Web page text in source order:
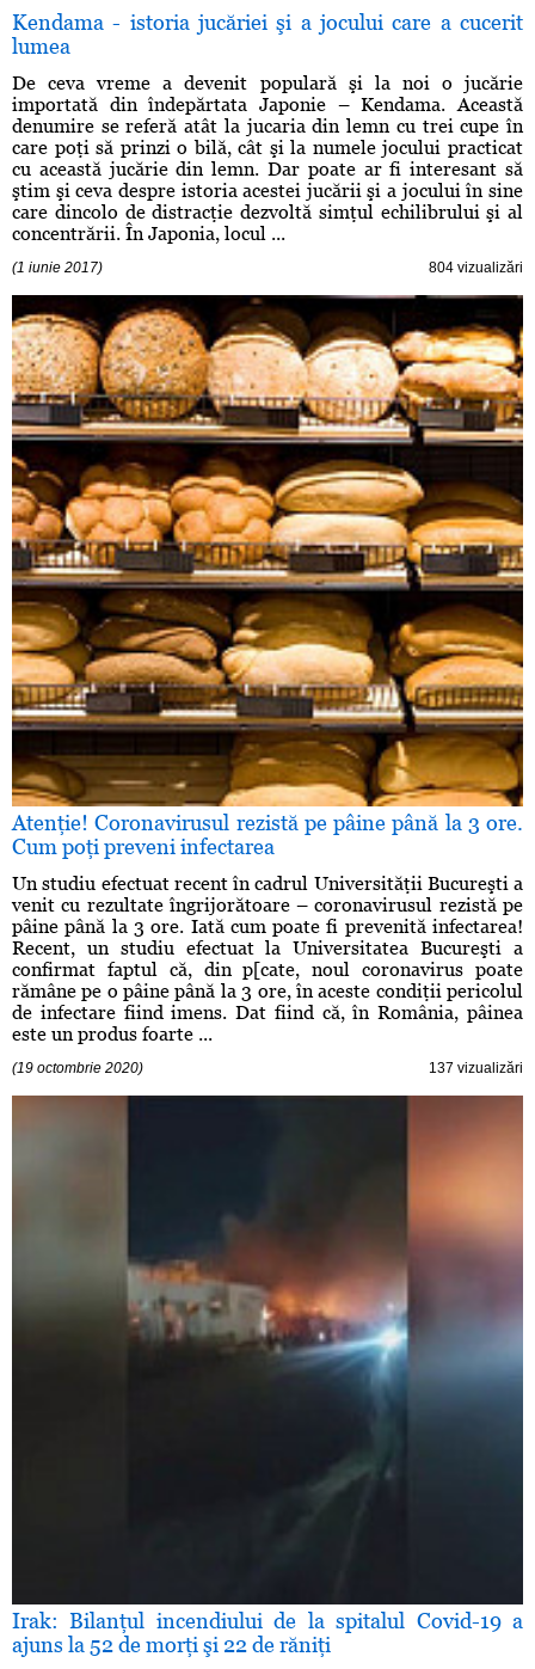
Kendama - istoria jucăriei şi a jocului care a cucerit
lumea
De ceva vreme a devenit populară şi la noi o jucărie
importată din îndepărtata Japonie – Kendama. Această
denumire se referă atât la jucaria din lemn cu trei cupe în
care poţi să prinzi o bilă, cât şi la numele jocului practicat
cu această jucărie din lemn. Dar poate ar fi interesant să
ştim şi ceva despre istoria acestei jucării şi a jocului în sine
care dincolo de distracţie dezvoltă simţul echilibrului şi al
concentrării. În Japonia, locul ...
(1 iunie 2017) 804 vizualizări
Atenţie! Coronavirusul rezistă pe pâine până la 3 ore.
Cum poţi preveni infectarea
Un studiu efectuat recent în cadrul Universităţii Bucureşti a
venit cu rezultate îngrijorătoare – coronavirusul rezistă pe
pâine până la 3 ore. Iată cum poate fi prevenită infectarea!
Recent, un studiu efectuat la Universitatea Bucureşti a
confirmat faptul că, din p[cate, noul coronavirus poate
rămâne pe o pâine până la 3 ore, în aceste condiţii pericolul
de infectare fiind imens. Dat fiind că, în România, pâinea
este un produs foarte ...
(19 octombrie 2020) 137 vizualizări
Irak: Bilanţul incendiului de la spitalul Covid-19 a
ajuns la 52 de morţi şi 22 de răniţi